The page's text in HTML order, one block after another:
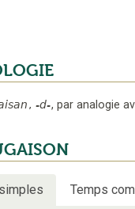
, -d-, par analogie
Temps